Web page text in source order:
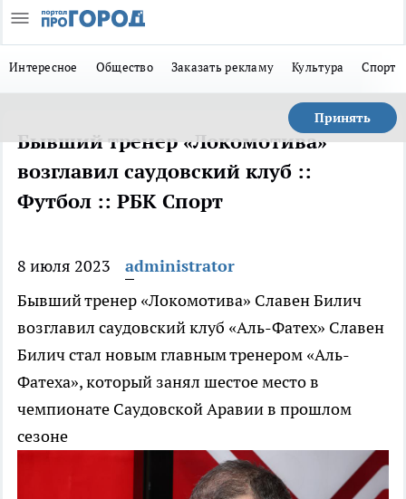
Интересное Общество Заказать рекламу Культура Спорт
Принять
Бывший тренер «Локомотива»
возглавил саудовский клуб ::
Футбол :: РБК Спорт
8 июля 2023
administrator
Бывший тренер «Локомотива» Славен Билич
возглавил саудовский клуб «Аль-Фатех» Славен
Билич стал новым главным тренером «Аль-
Фатеха», который занял шестое место в
чемпионате Саудовской Аравии в прошлом
сезоне